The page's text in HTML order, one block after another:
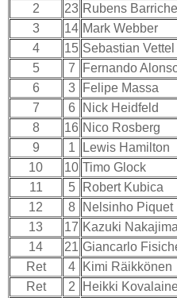
2
23 Rubens
3
14 Mark Webber
4
15 Sebastian Vettel
5
7 Fernando
6
3 Felipe Massa
7
6 Nick Heidfeld
8
16 Nico Rosberg
9
1 Lewis Hamilton
10
10 Timo Glock
11
5 Robert Kubica
12
8 Nelsinho Piquet
13
17 Kazuki Nakajima
14
21 Giancarlo
Ret
4 Kimi Räikkönen
Ret
2 Heikki